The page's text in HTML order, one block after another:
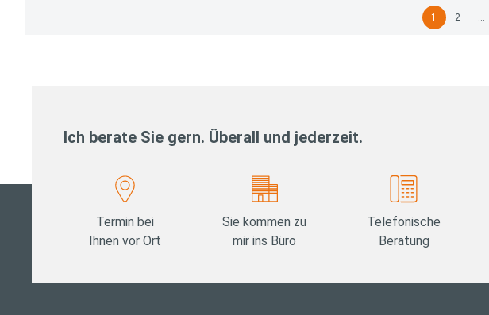
1 2
Ich berate Sie gern. Überall und jederzeit.
Termin bei
Ihnen vor Ort
Sie kommen zu
mir ins Büro
Telefonische
Beratung